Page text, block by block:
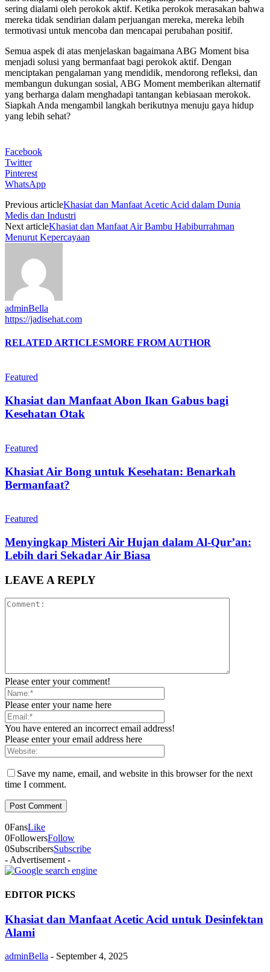
sering dialami oleh perokok aktif. Ketika perokok merasakan bahwa
mereka tidak sendirian dalam perjuangan mereka, mereka lebih
termotivasi untuk mencoba dan mencapai perubahan positif.
Semua aspek di atas menjelaskan bagaimana ABG Moment bisa
menjadi solusi yang bermanfaat bagi perokok aktif. Dengan
menciptakan pengalaman yang mendidik, mendorong refleksi, dan
membangun dukungan sosial, ABG Moment memberikan alternatif
yang berharga dalam menghadapi tantangan kebiasaan merokok.
Siapkah Anda mengambil langkah berikutnya menuju gaya hidup
yang lebih sehat?
Facebook
Twitter
Pinterest
WhatsApp
Previous articleKhasiat dan Manfaat Acetic Acid dalam Dunia
Medis dan Industri
Next articleKhasiat dan Manfaat Air Bambu Habiburrahman
Menurut Kepercayaan
adminBella
https://jadisehat.com
RELATED ARTICLESMORE FROM AUTHOR
Featured
Khasiat dan Manfaat Abon Ikan Gabus bagi
Kesehatan Otak
Featured
Khasiat Air Bong untuk Kesehatan: Benarkah
Bermanfaat?
Featured
Menyingkap Misteri Air Hujan dalam Al-Qur’an:
Lebih dari Sekadar Air Biasa
LEAVE A REPLY
Please enter your comment!
Please enter your name here
You have entered an incorrect email address!
Please enter your email address here
Save my name, email, and website in this browser for the next
time I comment.
0FansLike
0FollowersFollow
0SubscribersSubscribe
- Advertisement -
EDITOR PICKS
Khasiat dan Manfaat Acetic Acid untuk Desinfektan
Alami
adminBella - September 4, 2025